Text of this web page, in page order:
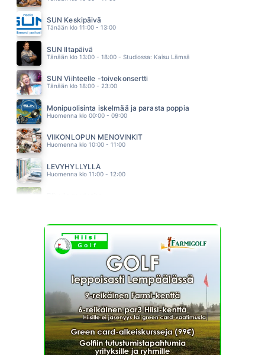
KAIJA KOO
01.55
PHILHARMONIC
01.51
SUN Keskipäivä
Tänään klo 11:00 - 13:00
SUN Iltapäivä
Tänään klo 13:00 - 18:00 - Studiossa: Kaisu Lämsä
SUN Viihteelle -toivekonsertti
Tänään klo 18:00 - 23:00
Monipuolisinta iskelmää ja parasta poppia
Huomenna klo 00:00 - 09:00
VIIKONLOPUN MENOVINKIT
Huomenna klo 10:00 - 11:00
LEVYHYLLYLLÄ
Huomenna klo 11:00 - 12:00